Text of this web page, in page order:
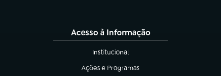
Acesso à Informação
Institucional
(abre em nova aba)
Ações e Programas
(abre em nova aba)